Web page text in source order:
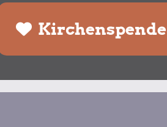
Kirchenspende